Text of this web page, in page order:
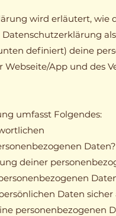
wird erläutert, wie
definiert) deine
App und des
umfasst Folgendes:
Daten?
deiner
Daten sicher
personenbezogenen